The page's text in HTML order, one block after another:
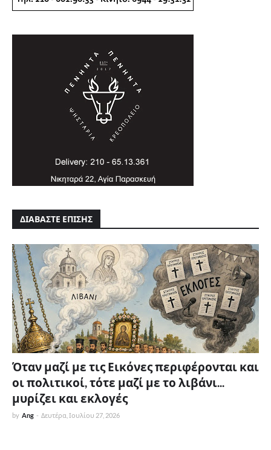
ΔΙΑΒΑΣΤΕ ΕΠΙΣΗΣ
Όταν μαζί με τις Εικόνες περιφέρονται και
οι πολιτικοί, τότε μαζί με το λιβάνι...
μυρίζει και εκλογές
by Ang - Δευτέρα, Ιουλίου 27, 2026